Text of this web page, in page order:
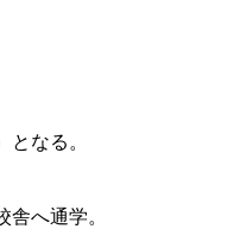
なる。
へ通学。